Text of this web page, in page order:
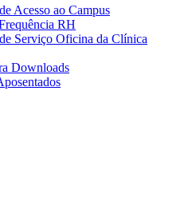
Acesso ao Campus
RH
Serviço Oficina da Clínica
Downloads